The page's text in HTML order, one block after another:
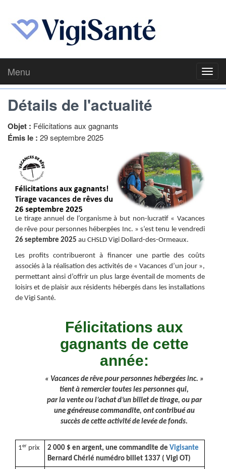
Menu
Détails de l'actualité
Objet : Félicitations aux gagnants
Émis le : 29 septembre 2025
Le tirage annuel de l’organisme à but non-lucratif « Vacances
de rêve pour personnes hébergées Inc. » s’est tenu le vendredi
26 septembre 2025 au CHSLD Vigi Dollard-des-Ormeaux.
Les profits contribueront à financer une partie des coûts
associés à la réalisation des activités de « Vacances d’un jour »,
permettant ainsi d’offrir un plus large éventail de moments de
loisirs et de plaisir aux résidents hébergés dans les installations
de Vigi Santé.
Félicitations aux
gagnants de cette
année:
« Vacances de rêve pour personnes hébergées inc. »
tient à remercier toutes les personnes qui,
par la vente ou l’achat d’un billet de tirage, ou par
une généreuse commandite, ont contribué au
succès de cette activité de levée de fonds.
1er prix 2 000 $ en argent, une commandite de Vigisante
Bernard Chérié numédro billet 1337 ( Vigi OT)